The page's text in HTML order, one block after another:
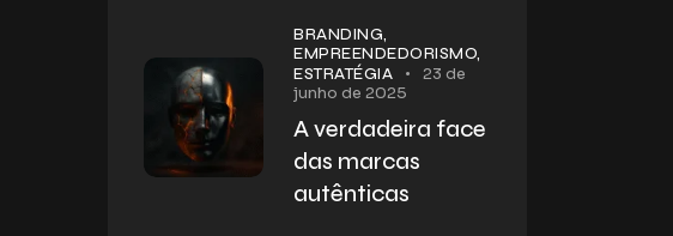
BRANDING,
EMPREENDEDORISMO,
ESTRATÉGIA
23 de
junho de 2025
A verdadeira face
das marcas
autênticas